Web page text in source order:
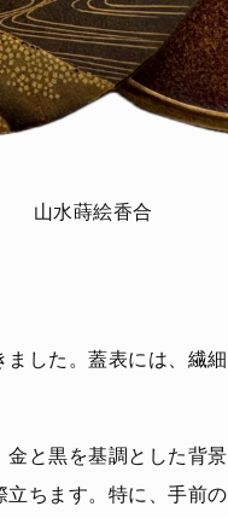
山水蒔絵香合
した。蓋表には、繊
と黒を基調とした背
ちます。特に、手前